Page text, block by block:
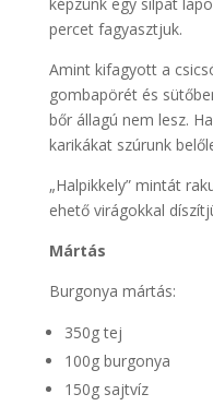
percet fagyasztjuk.
Amint kifagyott a
gombapörét és
bőr állagú nem lesz.
karikákat szúrunk
„Halpikkely” mintát
ehető virágokkal
Mártás
Burgonya mártás:
350g tej
100g burgonya
150g sajtvíz